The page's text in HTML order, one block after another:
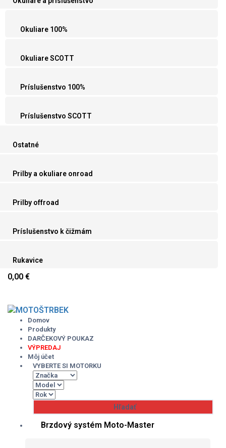
Okuliare 100%
Okuliare SCOTT
Príslušenstvo 100%
Príslušenstvo SCOTT
Ostatné
Prilby a okuliare onroad
Prilby offroad
Príslušenstvo k čižmám
Rukavice
0,00 €
contentDomov
Produkty
DARČEKOVÝ POUKAZ
VÝPREDAJ
Môj účet
VYBERTE SI MOTORKU
Brzdový systém Moto-Master